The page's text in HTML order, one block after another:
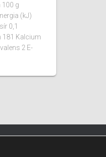
g
(kJ)
0,1
181 Kalcium
2 E-
jog fenntartva.